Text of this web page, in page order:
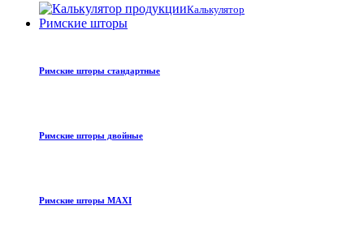
Калькулятор
Римские шторы
Римские шторы стандартные
Римские шторы двойные
Римские шторы MAXI